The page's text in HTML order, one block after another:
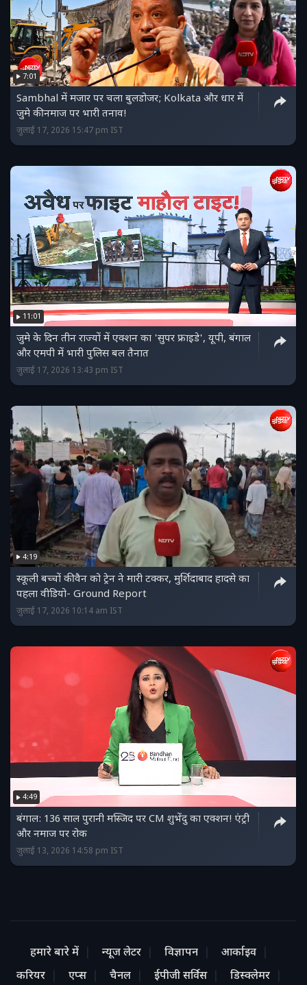
7:01
Sambhal में मजार पर चला बुलडोजर; Kolkata और धार में
जुमे की नमाज पर भारी तनाव!
जुलाई 17, 2026 15:47 pm IST
11:01
जुमे के दिन तीन राज्यों में एक्शन का 'सुपर फ्राइडे', यूपी, बंगाल
और एमपी में भारी पुलिस बल तैनात
जुलाई 17, 2026 13:43 pm IST
4:19
स्कूली बच्चों की वैन को ट्रेन ने मारी टक्कर, मुर्शिदाबाद हादसे का
पहला वीडियो- Ground Report
जुलाई 17, 2026 10:14 am IST
4:49
बंगाल: 136 साल पुरानी मस्जिद पर CM शुभेंदु का एक्शन! एंट्री
और नमाज पर रोक
जुलाई 13, 2026 14:58 pm IST
हमारे बारे में न्यूज लेटर विज्ञापन
आर्काइव
करियर
एप्स चैनल ईपीजी सर्विस डिस्क्लेमर